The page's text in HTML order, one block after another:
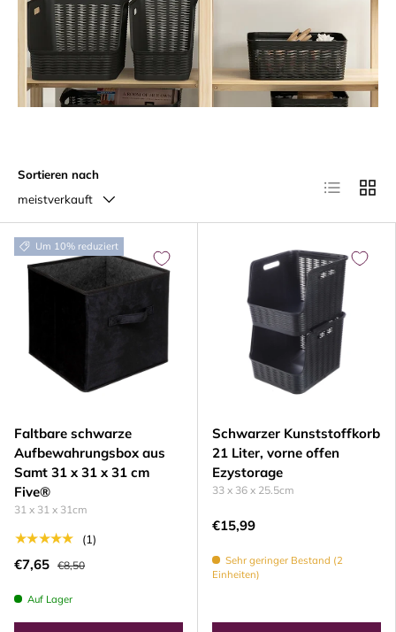
Sortieren nach
meistverkauft
Produktliste
Um 10% reduziert
Faltbare schwarze
Aufbewahrungsbox aus
Samt 31 x 31 x 31 cm
Five®
31 x 31 x 31cm
★★★★★ (1)
€7,65 €8,50
Auf Lager
Schwarzer Kunststoffkorb
21 Liter, vorne offen
Ezystorage
33 x 36 x 25.5cm
€15,99
Sehr geringer Bestand (2
Einheiten)